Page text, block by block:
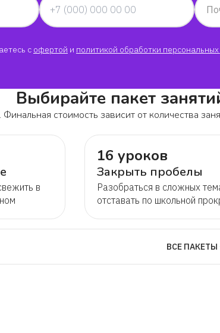
с офертой и политикой обработки
Выбирайте пакет
стоимость зависит от количества
в
16 уроков
Закрыть пробелы
Разобраться в сложных
отставать по школьной
ВСЕ ПАКЕТЫ